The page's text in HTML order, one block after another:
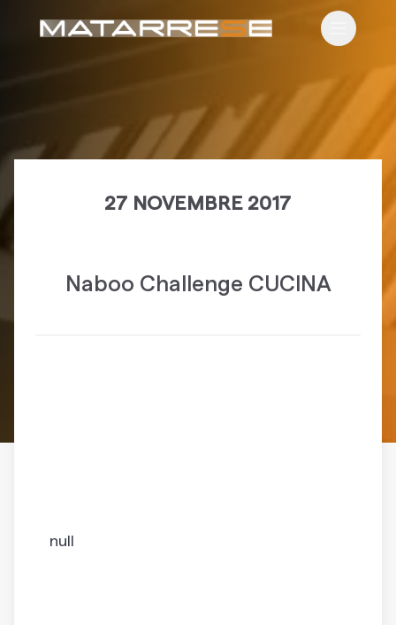
Apri il
27 NOVEMBRE 2017
Naboo Challenge CUCINA
null